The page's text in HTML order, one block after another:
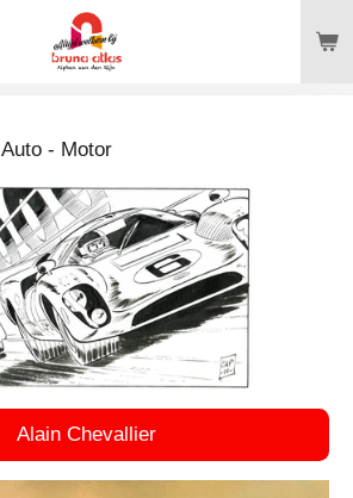
Auto - Motor
Alain Chevallier